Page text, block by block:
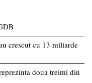
crescut cu 13 miliarde
doua treimi din